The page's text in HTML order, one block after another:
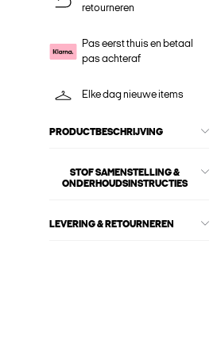
retourneren
Pas eerst thuis en betaal
pas achteraf
Elke dag nieuwe items
PRODUCTBESCHRIJVING
STOF SAMENSTELLING &
ONDERHOUDSINSTRUCTIES
LEVERING & RETOURNEREN